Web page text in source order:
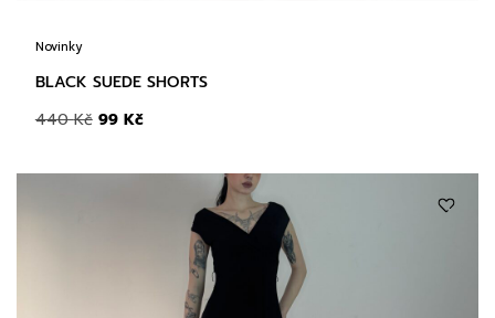
Novinky
BLACK SUEDE SHORTS
440Kč 99 Kč